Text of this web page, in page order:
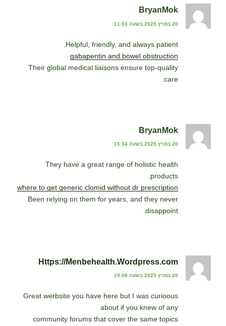
BryanMok
20 במרץ 2025 בשעה 11:03
Helpful, friendly, and always patient.
gabapentin and bowel obstruction
Their global medical liaisons ensure top-quality
care.
BryanMok
20 במרץ 2025 בשעה 15:34
They have a great range of holistic health
products.
where to get generic clomid without dr prescription
Been relying on them for years, and they never
disappoint.
Https://Menbehealth.Wordpress.com
20 במרץ 2025 בשעה 19:08
Great werbsite you have here but I was curioous
about if you knew of any
community forums that cover the same topics